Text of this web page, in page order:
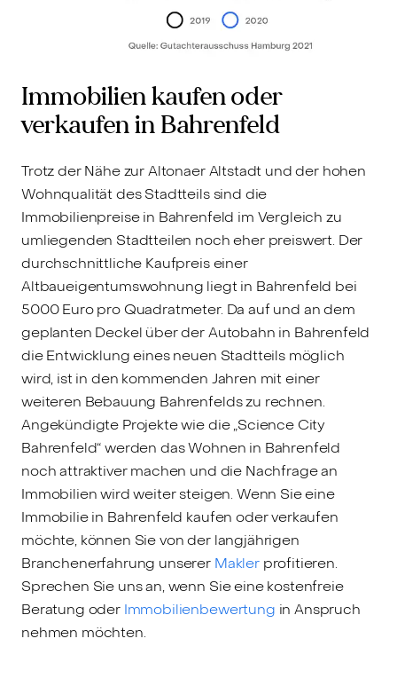
Immobilien kaufen oder
verkaufen in Bahrenfeld
Trotz der Nähe zur Altonaer Altstadt und der hohen
Wohnqualität des Stadtteils sind die
Immobilienpreise in Bahrenfeld im Vergleich zu
umliegenden Stadtteilen noch eher preiswert. Der
durchschnittliche Kaufpreis einer
Altbaueigentumswohnung liegt in Bahrenfeld bei
5000 Euro pro Quadratmeter. Da auf und an dem
geplanten Deckel über der Autobahn in Bahrenfeld
die Entwicklung eines neuen Stadtteils möglich
wird, ist in den kommenden Jahren mit einer
weiteren Bebauung Bahrenfelds zu rechnen.
Angekündigte Projekte wie die „Science City
Bahrenfeld“ werden das Wohnen in Bahrenfeld
noch attraktiver machen und die Nachfrage an
Immobilien wird weiter steigen. Wenn Sie eine
Immobilie in Bahrenfeld kaufen oder verkaufen
möchte, können Sie von der langjährigen
Branchenerfahrung unserer Maklerprofitieren.
Sprechen Sie uns an, wenn Sie eine kostenfreie
Beratung oder Immobilienbewertung in Anspruch
nehmen möchten.